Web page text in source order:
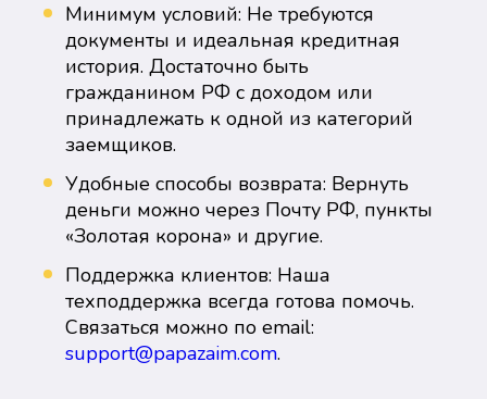
Минимум условий: Не требуются
документы и идеальная кредитная
история. Достаточно быть
гражданином РФ с доходом или
принадлежать к одной из категорий
заемщиков.
Удобные способы возврата: Вернуть
деньги можно через Почту РФ, пункты
«Золотая корона» и другие.
Поддержка клиентов: Наша
техподдержка всегда готова помочь.
Связаться можно по email:
support@papazaim.com.